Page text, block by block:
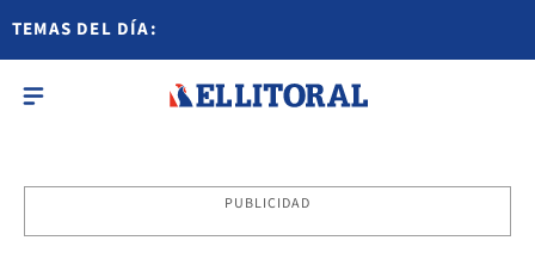
TEMAS DEL DÍA:
PUBLICIDAD